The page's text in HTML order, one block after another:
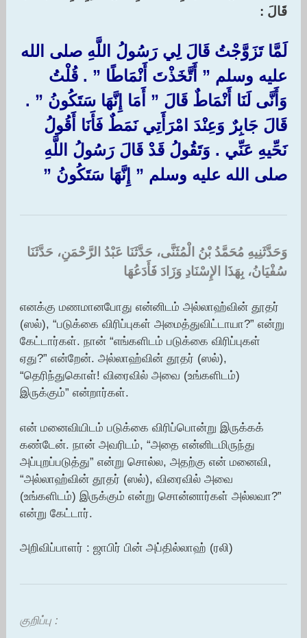
قَالَ :‏
لَمَّا تَزَوَّجْتُ قَالَ لِي رَسُولُ اللَّهِ صلى الله
عليه وسلم ‏”‏ أَتَّخَذْتَ أَنْمَاطًا ‏”‏ ‏.‏ قُلْتُ
وَأَنَّى لَنَا أَنْمَاطٌ قَالَ ‏”‏ أَمَا إِنَّهَا سَتَكُونُ ‏”‏ ‏.‏
قَالَ جَابِرٌ وَعِنْدَ امْرَأَتِي نَمَطٌ فَأَنَا أَقُولُ
نَحِّيهِ عَنِّي ‏.‏ وَتَقُولُ قَدْ قَالَ رَسُولُ اللَّهِ
صلى الله عليه وسلم ‏”‏ إِنَّهَا سَتَكُونُ ‏”‏‏
وَحَدَّثَنِيهِ مُحَمَّدُ بْنُ الْمُثَنَّى، حَدَّثَنَا عَبْدُ الرَّحْمَنِ، حَدَّثَنَا
سُفْيَانُ، بِهَذَا الإِسْنَادِ وَزَادَ فَأَدَعُهَا ‏
எனக்கு மணமானபோது என்னிடம் அல்லாஹ்வின் தூதர்
(ஸல்), “படுக்கை விரிப்புகள் அமைத்துவிட்டாயா?” என்று
கேட்டார்கள். நான் “எங்களிடம் படுக்கை விரிப்புகள்
ஏது?” என்றேன். அல்லாஹ்வின் தூதர் (ஸல்),
“தெரிந்துகொள்! விரைவில் அவை (உங்களிடம்)
இருக்கும்” என்றார்கள்.
என் மனைவியிடம் படுக்கை விரிப்பொன்று இருக்கக்
கண்டேன். நான் அவரிடம், “அதை என்னிடமிருந்து
அப்புறப்படுத்து” என்று சொல்ல, அதற்கு என் மனைவி,
“அல்லாஹ்வின் தூதர் (ஸல்), விரைவில் அவை
(உங்களிடம்) இருக்கும் என்று சொன்னார்கள் அல்லவா?”
என்று கேட்டார்.
அறிவிப்பாளர் : ஜாபிர் பின் அப்தில்லாஹ் (ரலி)
குறிப்பு :